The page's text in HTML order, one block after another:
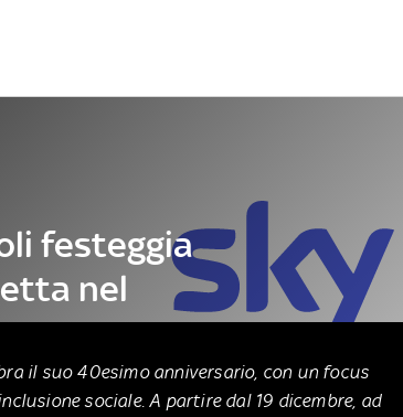
festeggia
nel
il suo 40esimo anniversario, con un focus
sociale. A partire dal 19 dicembre, ad